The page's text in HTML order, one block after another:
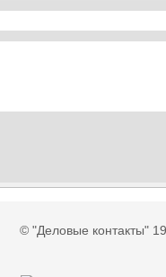
© "Деловые контакты"